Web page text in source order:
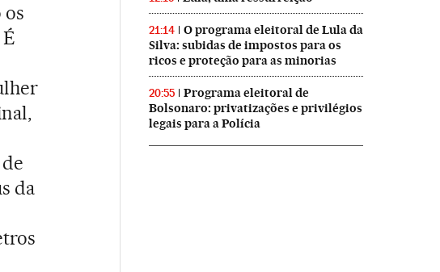
os
da
21:14
O programa eleitoral de Lula da
Silva: subidas de impostos para os
ricos e proteção para as minorias
20:55
Programa eleitoral de
Bolsonaro: privatizações e privilégios
legais para a Polícia